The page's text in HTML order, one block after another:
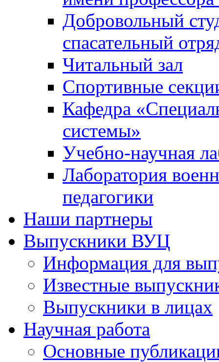
Добровольный
спасательный
Читальный зал
Спортивные
Кафедра
системы»
Учебно-научная
Лаборатория
педагогики
Наши партнеры
Выпускники ВУЦ
Информация для
Известные
Выпускники в лицах
Научная работа
Основные